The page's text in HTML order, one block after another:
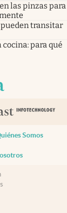
las pinzas para
pueden transitar
para qué
pestañapestaña
en nueva pestaña
Somos